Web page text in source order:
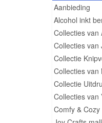
Aanbieding
Alcohol inkt
Collecties van
Collecties van
Collectie
Collecties van
Collectie
Collecties van
Comfy &